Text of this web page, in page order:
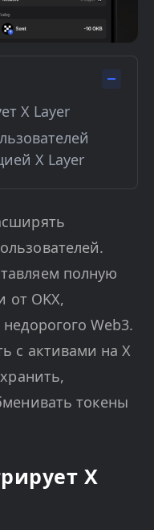
X Layer
X Layer
полную
от OKX,
Web3.
с активами на X
токены
X